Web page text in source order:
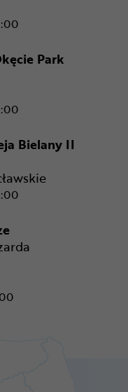
Park
- CH Okęcie
Bielany II
- CH Aleja
- M1 Zabrze